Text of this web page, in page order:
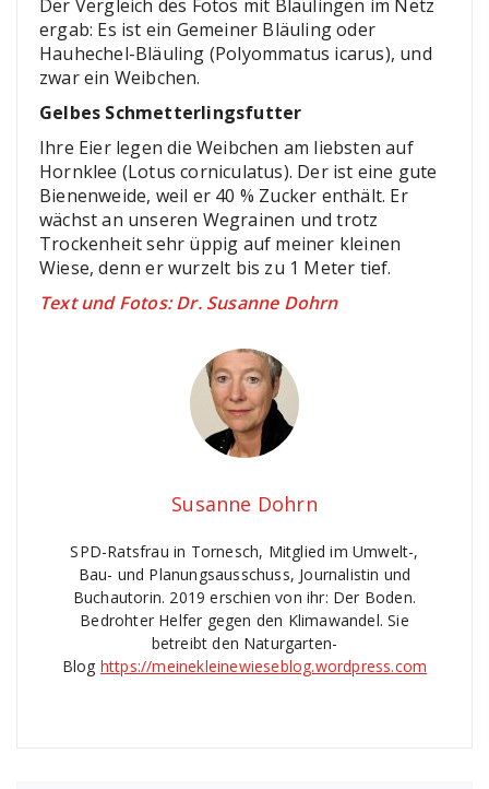
Der Vergleich des Fotos mit Bläulingen im Netz
ergab: Es ist ein Gemeiner Bläuling oder
Hauhechel-Bläuling (Polyommatus icarus), und
zwar ein Weibchen.
Gelbes Schmetterlingsfutter
Ihre Eier legen die Weibchen am liebsten auf
Hornklee (Lotus corniculatus). Der ist eine gute
Bienenweide, weil er 40 % Zucker enthält. Er
wächst an unseren Wegrainen und trotz
Trockenheit sehr üppig auf meiner kleinen
Wiese, denn er wurzelt bis zu 1 Meter tief.
Text und Fotos: Dr. Susanne Dohrn
Susanne Dohrn
SPD-Ratsfrau in Tornesch, Mitglied im Umwelt-,
Bau- und Planungsausschuss, Journalistin und
Buchautorin. 2019 erschien von ihr: Der Boden.
Bedrohter Helfer gegen den Klimawandel. Sie
betreibt den Naturgarten-
Blog https://meinekleinewieseblog.wordpress.com